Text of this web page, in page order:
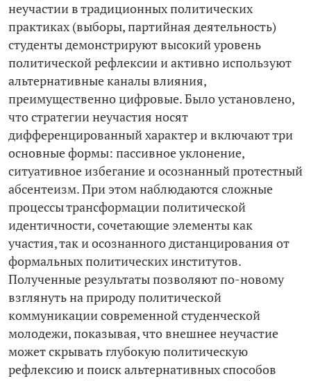
неучастии в традиционных политических
практиках (выборы, партийная деятельность)
студенты демонстрируют высокий уровень
политической рефлексии и активно используют
альтернативные каналы влияния,
преимущественно цифровые. Было установлено,
что стратегии неучастия носят
дифференцированный характер и включают три
основные формы: пассивное уклонение,
ситуативное избегание и осознанный протестный
абсентеизм. При этом наблюдаются сложные
процессы трансформации политической
идентичности, сочетающие элементы как
участия, так и осознанного дистанцирования от
формальных политических институтов.
Полученные результаты позволяют по-новому
взглянуть на природу политической
коммуникации современной студенческой
молодежи, показывая, что внешнее неучастие
может скрывать глубокую политическую
рефлексию и поиск альтернативных способов